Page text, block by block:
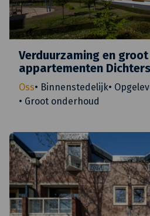
Verduurzaming en
appartementen
Oss• Binnenstedelijk•
• Groot onderhoud